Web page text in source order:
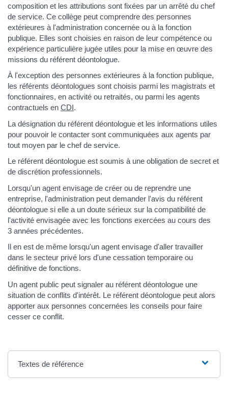
composition et les attributions sont fixées par un arrêté du chef
de service. Ce collège peut comprendre des personnes
extérieures à l'administration concernée ou à la fonction
publique. Elles sont choisies en raison de leur compétence ou
expérience particulière jugée utiles pour la mise en œuvre des
missions du référent déontologue.
À l'exception des personnes extérieures à la fonction publique,
les référents déontologues sont choisis parmi les magistrats et
fonctionnaires, en activité ou retraités, ou parmi les agents
contractuels en CDI.
La désignation du référent déontologue et les informations utiles
pour pouvoir le contacter sont communiquées aux agents par
tout moyen par le chef de service.
Le référent déontologue est soumis à une obligation de secret et
de discrétion professionnels.
Lorsqu'un agent envisage de créer ou de reprendre une
entreprise, l'administration peut demander l'avis du référent
déontologue si elle a un doute sérieux sur la compatibilité de
l'activité envisagée avec les fonctions exercées au cours des
3 années précédentes.
Il en est de même lorsqu'un agent envisage d'aller travailler
dans le secteur privé lors d'une cessation temporaire ou
définitive de fonctions.
Un agent public peut signaler au référent déontologue une
situation de conflits d'intérêt. Le référent déontologue peut alors
apporter aux personnes concernées les conseils pour faire
cesser ce conflit.
Textes de référence